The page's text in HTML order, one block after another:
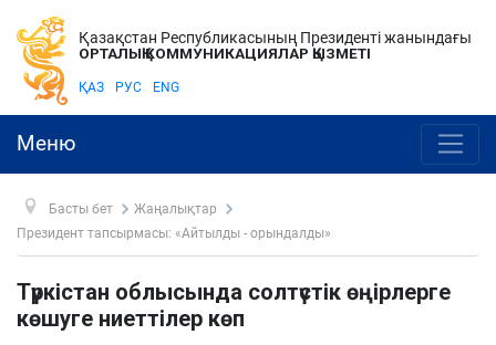
Қазақстан Республикасының Президенті жанындағы
ОРТАЛЫҚ КОММУНИКАЦИЯЛАР ҚЫЗМЕТІ
ҚАЗ РУС ENG
Меню
Басты бет
Жаңалықтар
Президент тапсырмасы: «Айтылды - орындалды»
Түркістан облысында солтүстік өңірлерге
көшуге ниеттілер көп